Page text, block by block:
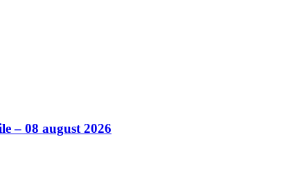
– 08 august 2026